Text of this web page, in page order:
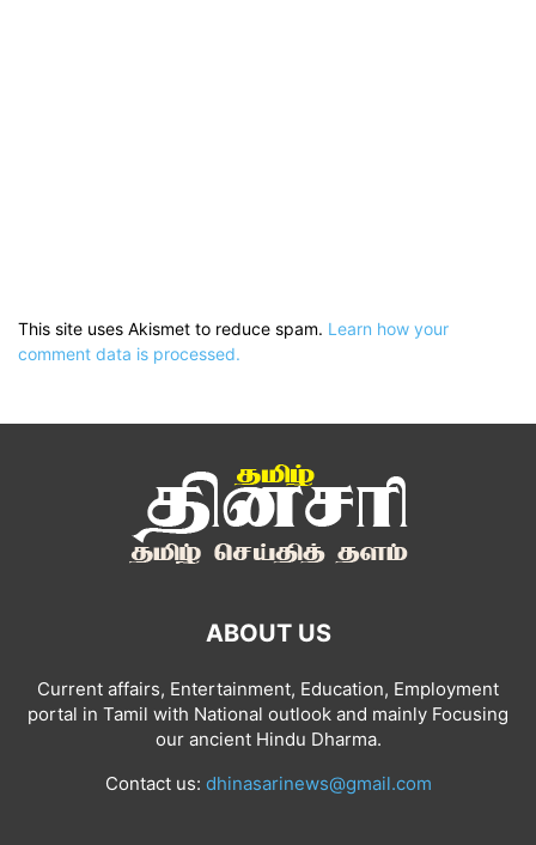
This site uses Akismet to reduce spam. Learn how your
comment data is processed.
ABOUT US
Current affairs, Entertainment, Education, Employment
portal in Tamil with National outlook and mainly Focusing
our ancient Hindu Dharma.
Contact us: dhinasarinews@gmail.com